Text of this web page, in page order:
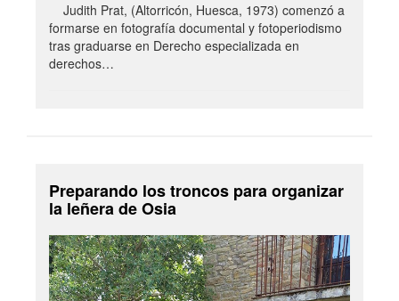
Judith Prat, (Altorricón, Huesca, 1973) comenzó a
formarse en fotografía documental y fotoperiodismo
tras graduarse en Derecho especializada en
derechos…
Preparando los troncos para organizar
la leñera de Osia